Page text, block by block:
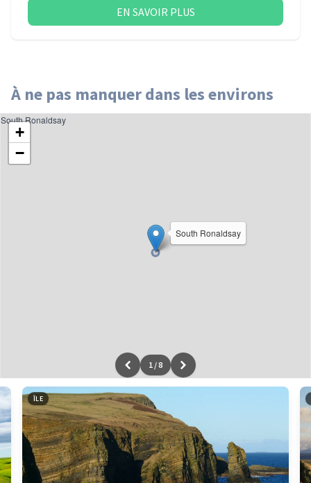
EN SAVOIR PLUS
À ne pas manquer dans les environs
South Ronaldsay
+
−
Leaflet|données ©OpenStreetMap/ODbL - renduOSM France
South Ronaldsay
1 /8
ÎLE